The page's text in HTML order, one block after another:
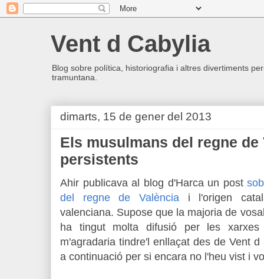
Vent d Cabylia
Blog sobre política, historiografia i altres divertiments
tramuntana.
dimarts, 15 de gener del 2013
Els musulmans del regne
persistents
Ahir publicava al blog d'Harca un post
del regne de València i l'origen
valenciana. Supose que la majoria de
ha tingut molta difusió per les
m'agradaria tindre'l enllaçat des de Vent
a continuació per si encara no l'heu vist i